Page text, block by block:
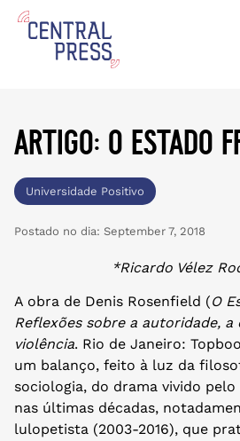
artigo: o estado
Universidade Positivo
Postado no dia: September 7, 2018
*Ricardo Vélez
A obra de Denis Rosenfield (O
Reflexões sobre a autoridade, a
violência. Rio de Janeiro:
um balanço, feito à luz da
sociologia, do drama vivido
nas últimas décadas,
lulopetista (2003-2016), que